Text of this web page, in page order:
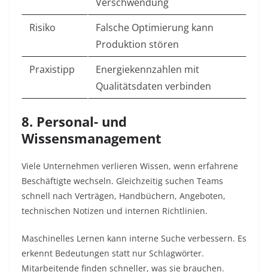
Risiko
Falsche Optimierung kann
Produktion stören
Praxistipp
Energiekennzahlen mit
Qualitätsdaten verbinden
8. Personal- und
Wissensmanagement
Viele Unternehmen verlieren Wissen, wenn erfahrene
Beschäftigte wechseln. Gleichzeitig suchen Teams
schnell nach Verträgen, Handbüchern, Angeboten,
technischen Notizen und internen Richtlinien.
Maschinelles Lernen kann interne Suche verbessern. Es
erkennt Bedeutungen statt nur Schlagwörter.
Mitarbeitende finden schneller, was sie brauchen.